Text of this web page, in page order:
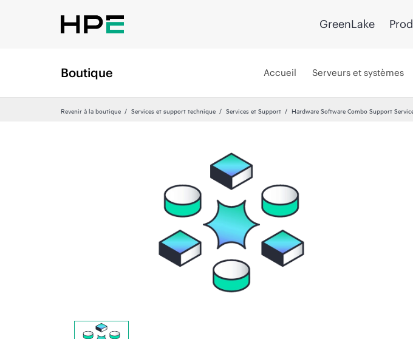
GreenLake
Boutique Accueil Serveurs et systèmes
Revenir à la boutique Services et support technique Services et Support Hardware Software Combo Support